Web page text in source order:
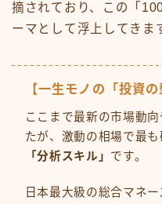
摘されており、この「
ーマとして浮上してきま
【一生モノの「投資
ここまで最新の市場動
たが、激動の相場で最
「分析スキル」 です。
日本最大級の総合マネー